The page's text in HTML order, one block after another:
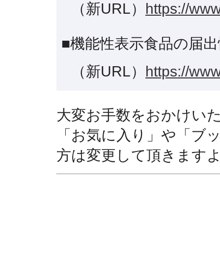
（新URL） https://
■機能性表示食品の届
（新URL） https://
大変お手数をおかけい
「お気に入り」や「ブ
方は変更して頂きます